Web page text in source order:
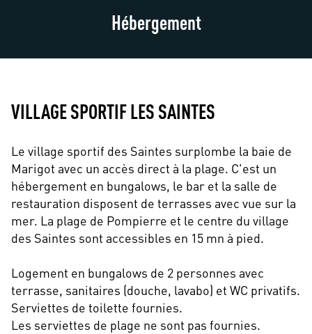
Hébergement
VILLAGE SPORTIF LES SAINTES
Le village sportif des Saintes surplombe la baie de
Marigot avec un accès direct à la plage. C'est un
hébergement en bungalows, le bar et la salle de
restauration disposent de terrasses avec vue sur la
mer. La plage de Pompierre et le centre du village
des Saintes sont accessibles en 15 mn à pied.
Logement en bungalows de 2 personnes avec
terrasse, sanitaires (douche, lavabo) et WC privatifs.
Serviettes de toilette fournies.
Les serviettes de plage ne sont pas fournies.